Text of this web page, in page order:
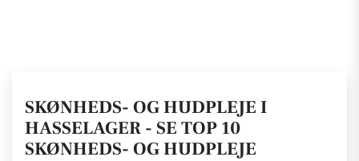
SKØNHEDS- OG HUDPLEJE I
HASSELAGER - SE TOP 10
SKØNHEDS- OG HUDPLEJE